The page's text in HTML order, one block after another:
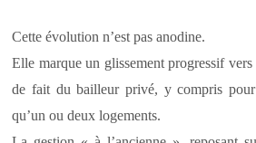
Cette évolution n’est pas anodine.
Elle marque un glissement progressif
de fait du bailleur privé, y compris
qu’un ou deux logements.